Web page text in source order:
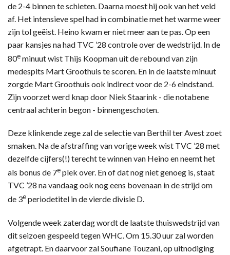
de 2-4 binnen te schieten. Daarna moest hij ook van het veld
af. Het intensieve spel had in combinatie met het warme weer
zijn tol geëist. Heino kwam er niet meer aan te pas. Op een
paar kansjes na had TVC ’28 controle over de wedstrijd. In de
80eminuut wist Thijs Koopman uit de rebound van zijn
medespits Mart Groothuis te scoren. En in de laatste minuut
zorgde Mart Groothuis ook indirect voor de 2-6 eindstand.
Zijn voorzet werd knap door Niek Staarink - die notabene
centraal achterin begon - binnengeschoten.
Deze klinkende zege zal de selectie van Berthil ter Avest zoet
smaken. Na de afstraffing van vorige week wist TVC ’28 met
dezelfde cijfers(!) terecht te winnen van Heino en neemt het
als bonus de 7eplek over. En of dat nog niet genoeg is, staat
TVC ’28 na vandaag ook nog eens bovenaan in de strijd om
de 3eperiodetitel in de vierde divisie D.
Volgende week zaterdag wordt de laatste thuiswedstrijd van
dit seizoen gespeeld tegen WHC. Om 15.30 uur zal worden
afgetrapt. En daarvoor zal Soufiane Touzani, op uitnodiging